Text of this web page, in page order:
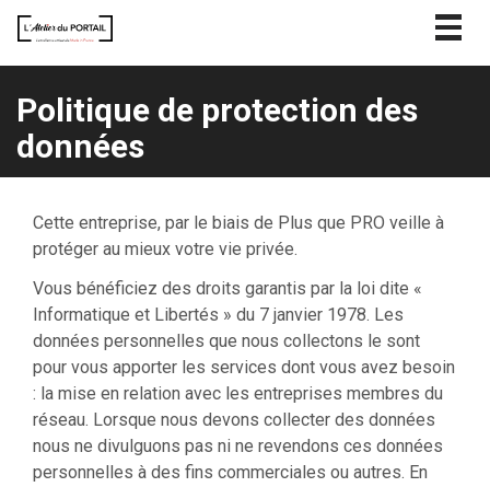
Politique de protection des
données
Cette entreprise, par le biais de Plus que PRO veille à
protéger au mieux votre vie privée.
Vous bénéficiez des droits garantis par la loi dite «
Informatique et Libertés » du 7 janvier 1978. Les
données personnelles que nous collectons le sont
pour vous apporter les services dont vous avez besoin
: la mise en relation avec les entreprises membres du
réseau. Lorsque nous devons collecter des données
nous ne divulguons pas ni ne revendons ces données
personnelles à des fins commerciales ou autres. En